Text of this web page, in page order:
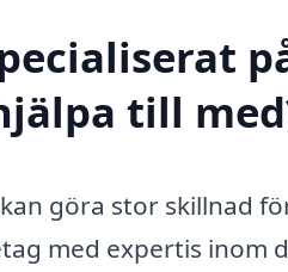
till
göra stor skillnad
med expertis inom